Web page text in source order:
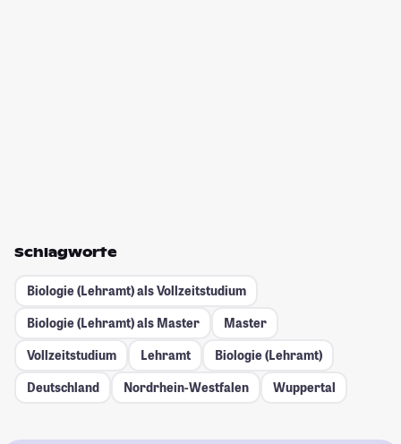
Schlagworte
Biologie (Lehramt) als Vollzeitstudium
Biologie (Lehramt) als Master
Master
Vollzeitstudium
Lehramt
Biologie (Lehramt)
Deutschland
Nordrhein-Westfalen Wuppertal